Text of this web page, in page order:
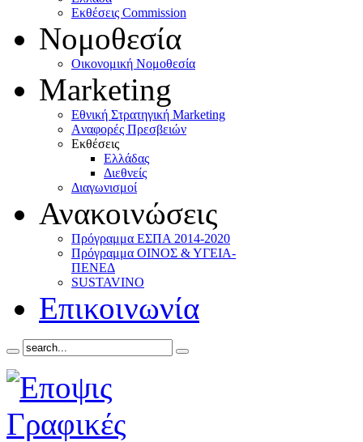
Eκθέσεις Commission
Νομοθεσία
Οικονομική Νομοθεσία
Marketing
Eθνική Στρατηγική Marketing
Aναφορές Πρεσβειών
Eκθέσεις
Eλλάδας
Διεθνείς
Διαγωνισμοί
Ανακοινώσεις
Πρόγραμμα ΕΣΠΑ 2014-2020
Πρόγραμμα ΟΙΝΟΣ & ΥΓΕΙΑ-
ΠΕΝΕΔ
SUSTAVINO
Επικοινωνία